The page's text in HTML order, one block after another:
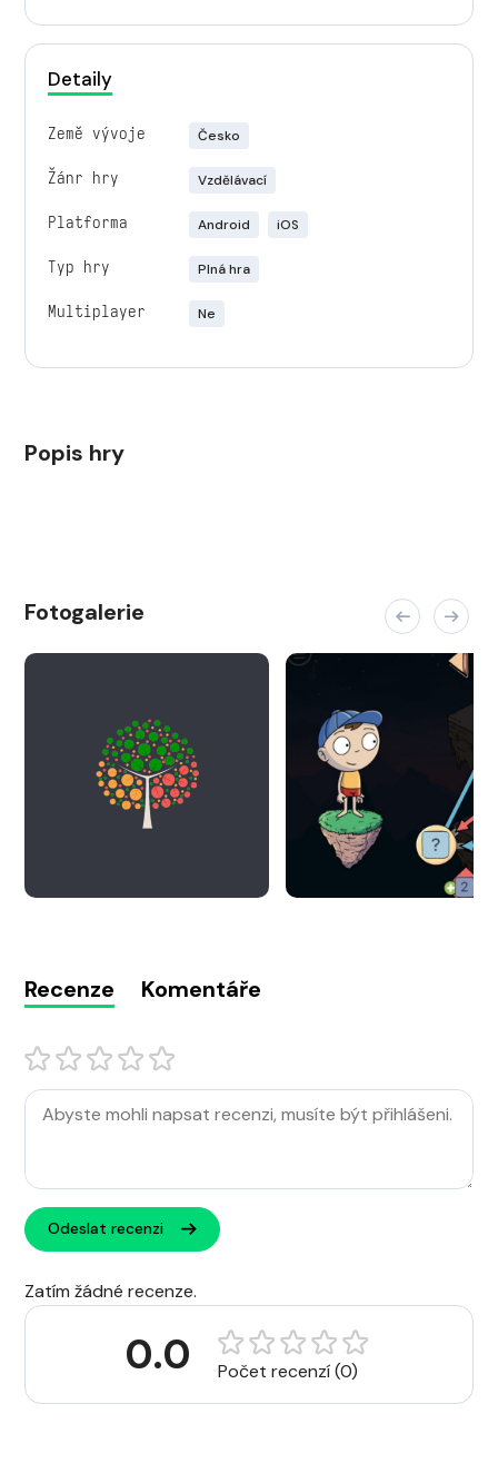
Detaily
Země vývoje Česko
Žánr hry Vzdělávací
Platforma Android iOS
Typ hry Plná hra
Multiplayer Ne
Popis hry
Fotogalerie
Recenze Komentáře
Odeslat recenzi
Zatím žádné recenze.
0.0 Počet recenzí (0)